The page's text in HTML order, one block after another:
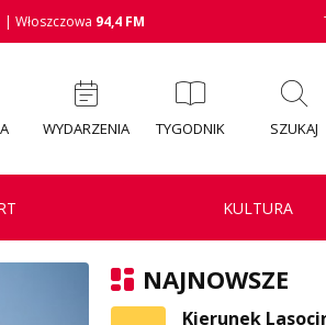
| Włoszczowa 94,4 FM
WYDARZENIA TYGODNIK SZUKAJ
KULTURA
NAJNOWSZE
Kierunek